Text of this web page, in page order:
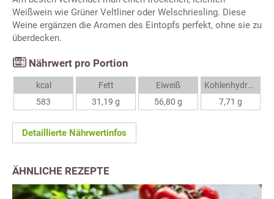
Weißwein wie Grüner Veltliner oder Welschriesling. Diese
Weine ergänzen die Aromen des Eintopfs perfekt, ohne sie zu
überdecken.
Nährwert pro Portion
kcal
583
Fett
31,19 g
Eiweiß
56,80 g
Kohlenhydrate
7,71 g
Detaillierte Nährwertinfos
ÄHNLICHE REZEPTE